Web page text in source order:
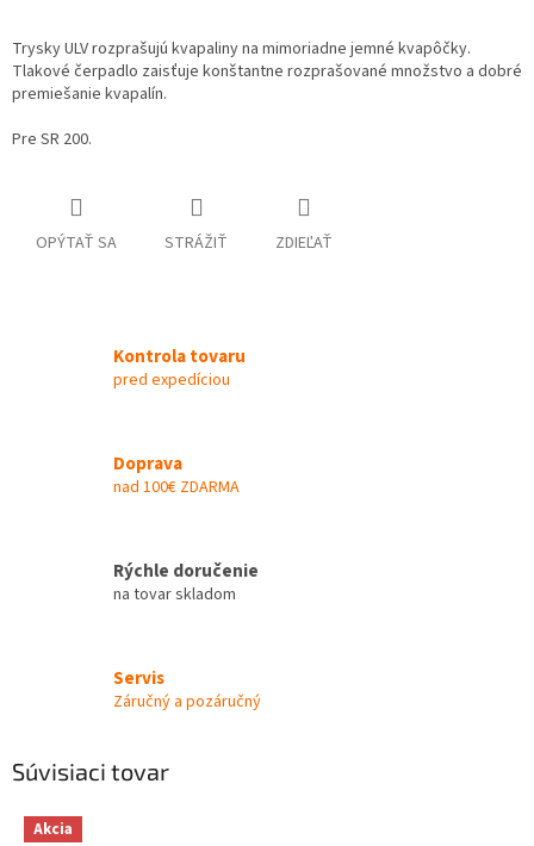
Trysky ULV rozprašujú kvapaliny na mimoriadne jemné kvapôčky.
Tlakové čerpadlo zaisťuje konštantne rozprašované množstvo a dobré
premiešanie kvapalín.
Pre SR 200.
OPÝTAŤ SA STRÁŽIŤ ZDIEĽAŤ
Kontrola tovaru
pred expedíciou
Doprava
nad 100€ ZDARMA
Rýchle doručenie
na tovar skladom
Servis
Záručný a pozáručný
Súvisiaci tovar
Akcia